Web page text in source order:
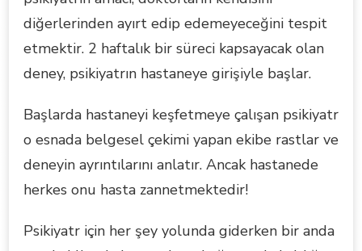
diğerlerinden ayırt edip edemeyeceğini tespit
etmektir. 2 haftalık bir süreci kapsayacak olan
deney, psikiyatrın hastaneye girişiyle başlar.
Başlarda hastaneyi keşfetmeye çalışan psikiyatr
o esnada belgesel çekimi yapan ekibe rastlar ve
deneyin ayrıntılarını anlatır. Ancak hastanede
herkes onu hasta zannetmektedir!
Psikiyatr için her şey yolunda giderken bir anda